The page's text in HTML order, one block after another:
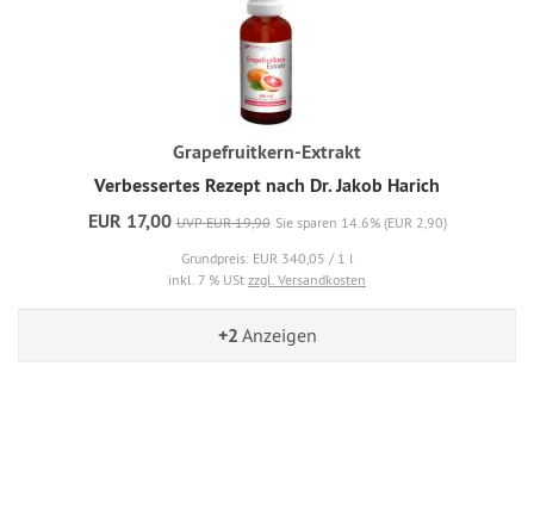
Grapefruitkern-Extrakt
Verbessertes Rezept nach Dr. Jakob Harich
EUR 17,00 UVP EUR 19,90 Sie sparen 14.6% (EUR 2,90)
Grundpreis: EUR 340,05 / 1 l
inkl. 7 % USt zzgl. Versandkosten
+2 Anzeigen